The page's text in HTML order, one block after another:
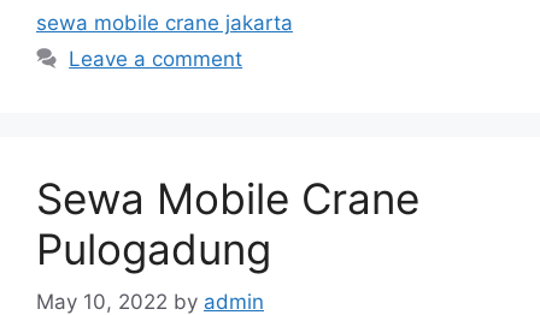
sewa mobile crane jakarta
Leave a comment
Sewa Mobile Crane
Pulogadung
May 10, 2022 by admin